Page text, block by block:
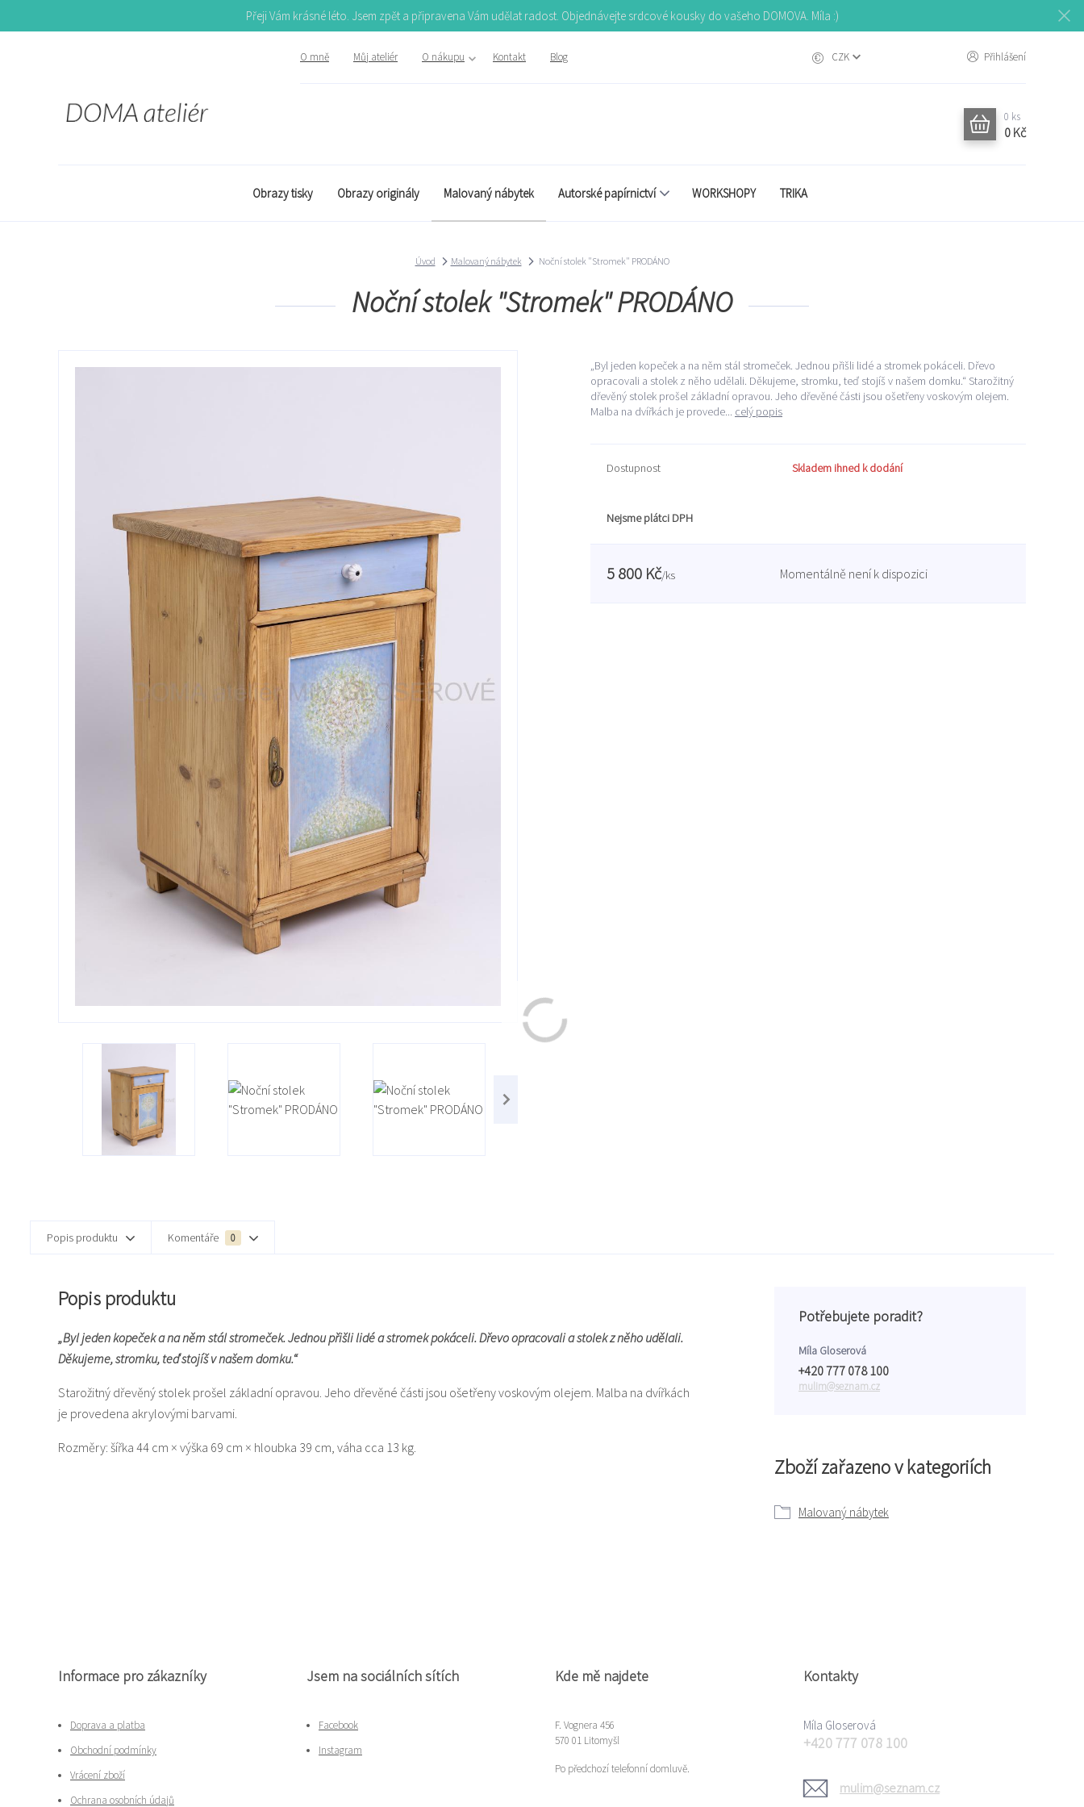
Přeji Vám krásné léto. Jsem zpět a připravena Vám udělat radost. Objednávejte srdcové kousky do vašeho DOMOVA. Míla :)
O mně Můj ateliér O nákupu Kontakt Blog CZK Přihlášení
0 ks
0 Kč
Obrazy tisky Obrazy originály Malovaný nábytek Autorské papírnictví WORKSHOPY TRIKA
Úvod Malovaný nábytek Noční stolek "Stromek" PRODÁNO
Noční stolek "Stromek" PRODÁNO
„Byl jeden kopeček a na něm stál stromeček. Jednou přišli lidé a stromek pokáceli. Dřevo
opracovali a stolek z něho udělali. Děkujeme, stromku, teď stojíš v našem domku.“ Starožitný
dřevěný stolek prošel základní opravou. Jeho dřevěné části jsou ošetřeny voskovým olejem.
Malba na dvířkách je provede... celý popis
Dostupnost Skladem ihned k dodání
Nejsme plátci DPH
5 800 Kč/ks Momentálně není k dispozici
Popis produktu Komentáře 0
Popis produktu
„Byl jeden kopeček a na něm stál stromeček. Jednou přišli lidé a stromek pokáceli. Dřevo opracovali a stolek z něho udělali.
Děkujeme, stromku, teď stojíš v našem domku.“
Starožitný dřevěný stolek prošel základní opravou. Jeho dřevěné části jsou ošetřeny voskovým olejem. Malba na dvířkách
je provedena akrylovými barvami.
Rozměry: šířka 44 cm × výška 69 cm × hloubka 39 cm, váha cca 13 kg.
Zboží zařazeno v kategoriích
Malovaný nábytek
Potřebujete poradit?
Míla Gloserová
+420 777 078 100
mulim@seznam.cz
Informace pro zákazníky
Doprava a platba
Obchodní podmínky
Vrácení zboží
Ochrana osobních údajů
Jsem na sociálních sítích
Facebook
Instagram
Kde mě najdete
F. Vognera 456
570 01 Litomyšl
Po předchozí telefonní domluvě.
Kontakty
Míla Gloserová
+420 777 078 100
mulim@seznam.cz